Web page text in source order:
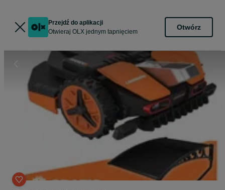
Przejdź do aplikacji
Otwieraj OLX jednym tapnięciem
Otwórz